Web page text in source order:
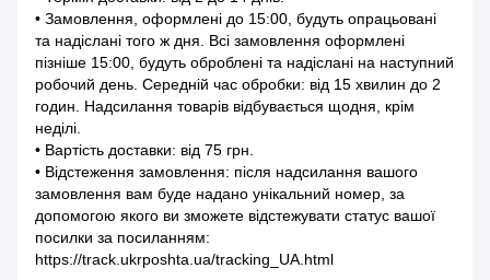
• Замовлення, оформлені до 15:00, будуть опрацьовані
та надіслані того ж дня. Всі замовлення оформлені
пізніше 15:00, будуть оброблені та надіслані на наступний
робочий день. Середній час обробки: від 15 хвилин до 2
годин. Надсилання товарів відбувається щодня, крім
неділі.
• Вартість доставки: від 75 грн.
• Відстеження замовлення: після надсилання вашого
замовлення вам буде надано унікальний номер, за
допомогою якого ви зможете відстежувати статус вашої
посилки за посиланням:
https://track.ukrposhta.ua/tracking_UA.html